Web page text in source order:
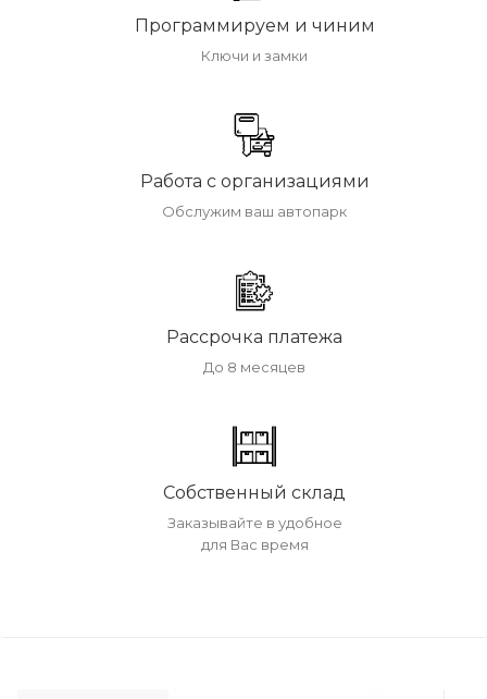
Программируем и чиним
Ключи и замки
Работа с организациями
Обслужим ваш автопарк
Рассрочка платежа
До 8 месяцев
Собственный склад
Заказывайте в удобное
для Вас время